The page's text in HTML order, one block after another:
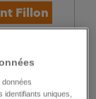
Fillon
identifiants uniques,